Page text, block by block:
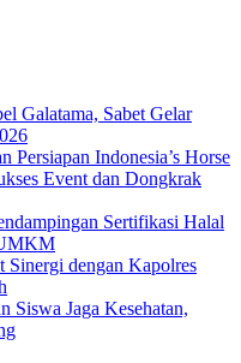
Galatama, Sabet Gelar
Persiapan Indonesia’s Horse
Event dan Dongkrak
Sertifikasi Halal
Sinergi dengan Kapolres
Siswa Jaga Kesehatan,